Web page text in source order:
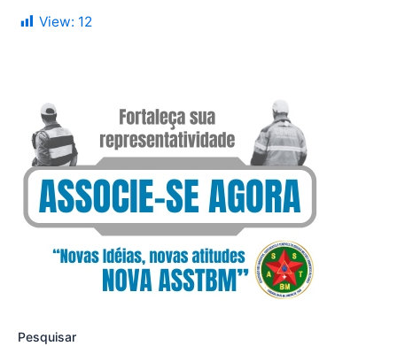
View: 12
Pesquisar